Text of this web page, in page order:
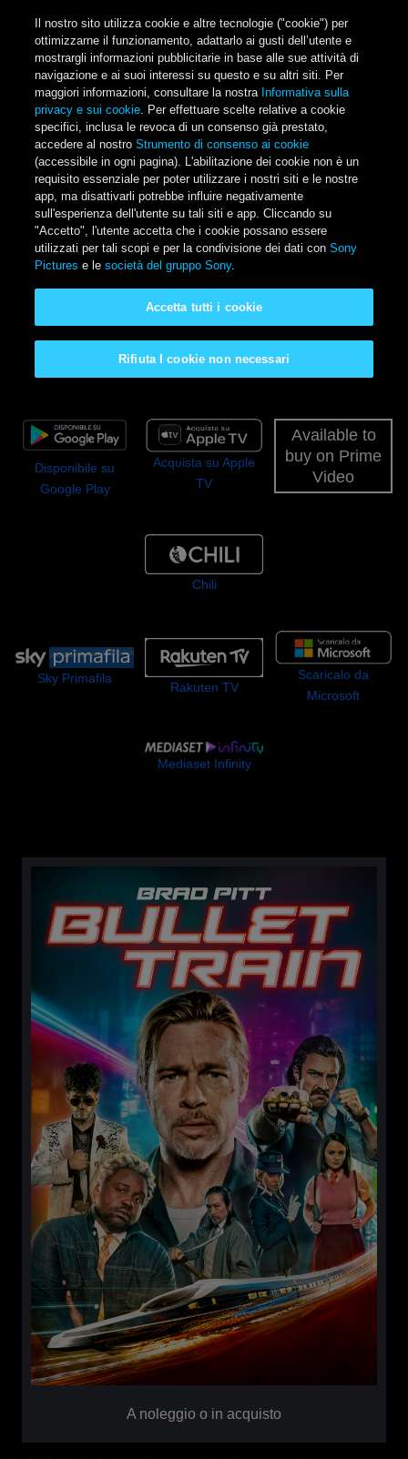
Il nostro sito utilizza cookie e altre tecnologie ("cookie") per
ottimizzarne il funzionamento, adattarlo ai gusti dell’utente e
mostrargli informazioni pubblicitarie in base alle sue attività di
navigazione e ai suoi interessi su questo e su altri siti. Per
maggiori informazioni, consultare la nostra Informativa sulla
privacy e sui cookie. Per effettuare scelte relative a cookie
specifici, inclusa le revoca di un consenso già prestato,
accedere al nostroStrumento di consenso ai cookie
(accessibile in ogni pagina). L'abilitazione dei cookie non è un
requisito essenziale per poter utilizzare i nostri siti e le nostre
app, ma disattivarli potrebbe influire negativamente
sull'esperienza dell'utente su tali siti e app. Cliccando su
"Accetto", l'utente accetta che i cookie possano essere
utilizzati per tali scopi e per la condivisione dei dati conSony
Pictures e lesocietà del gruppo Sony.
Rifiuta I cookie non necessari
Accetta tutti i cookie
Main Menu
Bullet Train
Disponibile su
Google Play
Acquista su Apple
TV
Available to
buy on Prime
Video
Chili
Sky Primafila
Rakuten TV
Scaricalo da
Microsoft
Mediaset Infinity
A noleggio o in acquisto